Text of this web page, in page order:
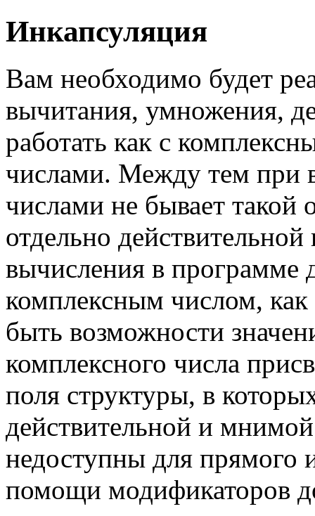
Инкапсуляция
Вам необходимо будет
вычитания, умножения,
работать как с
числами. Между тем при
числами не бывает такой
отдельно
вычисления в программе
комплексным числом,
быть возможности
комплексного числа
поля структуры, в
действительной и
недоступны для прямого
помощи модификаторов